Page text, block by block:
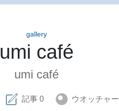
gallery
umi café
umi café
記事 0 ウオッチャー